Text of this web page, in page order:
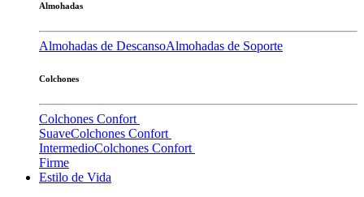
Almohadas
Almohadas de DescansoAlmohadas de Soporte
Colchones
Colchones Confort
SuaveColchones Confort
IntermedioColchones Confort
Firme
Estilo de Vida